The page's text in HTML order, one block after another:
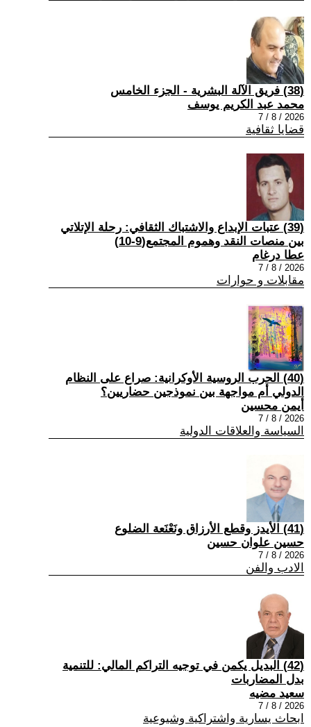
(38) فريق الآلة البشرية - الجزء الخامس
محمد عبد الكريم يوسف
2026 / 8 / 7
قضايا ثقافية
(39) عتبات الإبداع والاشتباك الثقافي: رحلة الإتلاتي
بين منصات النقد وهموم المجتمع(9-10)
عطا درغام
2026 / 8 / 7
مقابلات و حوارات
(40) الحرب الروسية الأوكرانية: صراع على النظام
الدولي أم مواجهة بين نموذجين حضاريين؟
أيمن محسين
2026 / 8 / 7
السياسة والعلاقات الدولية
(41) الأيدز وقطع الأرزاق ونَعْنَعة الضلوع
حسين علوان حسين
2026 / 8 / 7
الادب والفن
(42) البديل يكمن في توجيه التراكم المالي: للتنمية
بدل المضاربات
سعيد مضيه
2026 / 8 / 7
ابحاث يسارية واشتراكية وشيوعية